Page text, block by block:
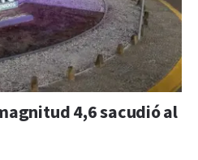
4,6 sacudió al